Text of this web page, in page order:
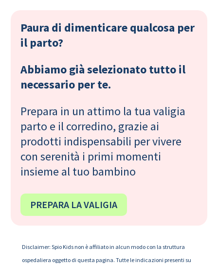
Paura di dimenticare qualcosa per
il parto?
Abbiamo già selezionato tutto il
necessario per te.
Prepara in un attimo la tua valigia
parto e il corredino, grazie ai
prodotti indispensabili per vivere
con serenità i primi momenti
insieme al tuo bambino
PREPARA LA VALIGIA
Disclaimer: Spio Kids non è affiliato in alcun modo con la struttura
ospedaliera oggetto di questa pagina. Tutte le indicazioni presenti su